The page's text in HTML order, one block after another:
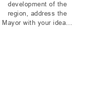
development of the
region, address the
Mayor with your idea…